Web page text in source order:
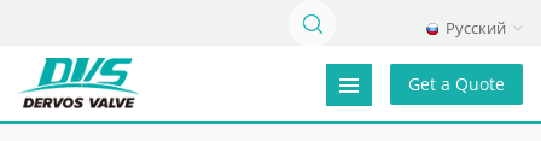
Русский
Get a Quote